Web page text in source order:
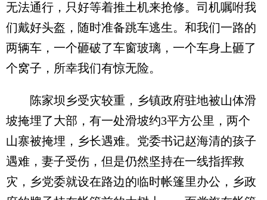
无法通行，只好等着推土机来抢修。司机嘱咐我
们戴好头盔，随时准备跳车逃生。和我们一路的
两辆车，一个砸破了车窗玻璃，一个车身上砸了
个窝子，所幸我们有惊无险。
陈家坝乡受灾较重，乡镇政府驻地被山体滑
坡掩埋了大部，有一处滑坡约3平方公里，两个
山寨被掩埋，乡长遇难。党委书记赵海清的孩子
遇难，妻子受伤，但是仍然坚持在一线指挥救
灾，乡党委就设在路边的临时帐篷里办公，乡政